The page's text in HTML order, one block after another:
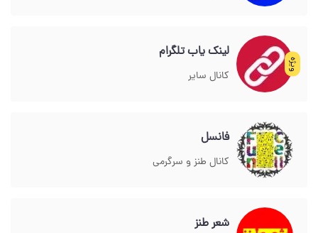
ویژه
لینک یاب تلگرام
کانال سایر
فانسل
کانال طنز و سرگرمی
شعر طنز